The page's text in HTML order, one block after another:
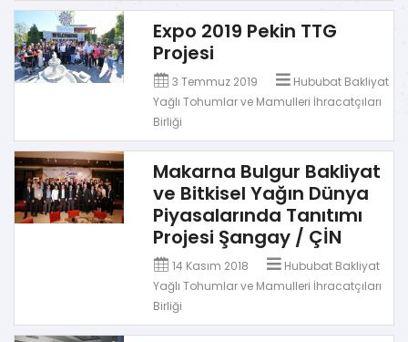
Expo 2019 Pekin TTG
Projesi
3 Temmuz 2019
Hububat Bakliyat
Yağlı Tohumlar ve Mamulleri İhracatçıları
Birliği
Makarna Bulgur Bakliyat
ve Bitkisel Yağın Dünya
Piyasalarında Tanıtımı
Projesi Şangay / ÇİN
14 Kasım 2018
Hububat Bakliyat
Yağlı Tohumlar ve Mamulleri İhracatçıları
Birliği